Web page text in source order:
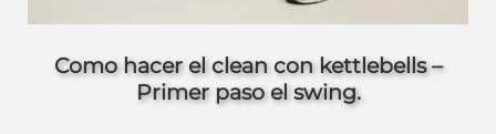
Como hacer el clean con kettlebells –
Primer paso el swing.